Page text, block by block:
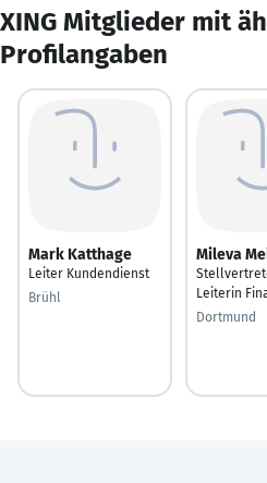
XING Mitglieder mit
Profilangaben
Mark Katthage
Leiter Kundendienst
Brühl
Mileva
Leiterin
Dortmund